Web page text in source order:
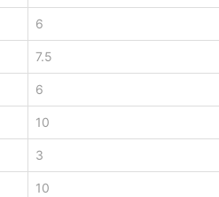
6
7.5
6
10
3
10